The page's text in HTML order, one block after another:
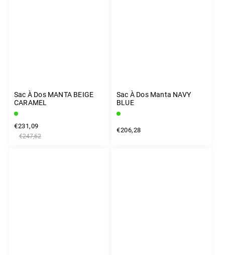
Sac À Dos MANTA BEIGE
CARAMEL
€247,62
€231,09
Sac À Dos Manta NAVY
BLUE
€206,28